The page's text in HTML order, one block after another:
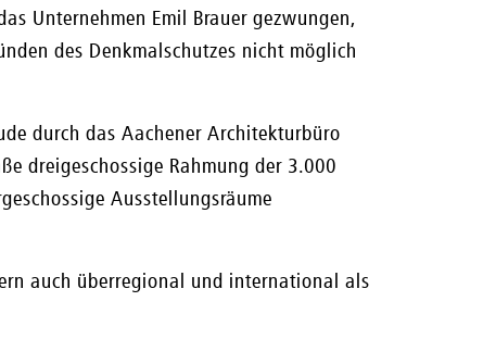
Unternehmen Emil Brauer gezwungen,
des Denkmalschutzes nicht möglich
durch das Aachener Architekturbüro
dreigeschossige Rahmung der 3.000
Ausstellungsräume
auch überregional und international als